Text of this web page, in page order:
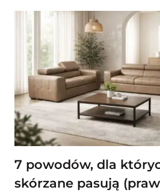
7 powodów, dla
skórzane pasują